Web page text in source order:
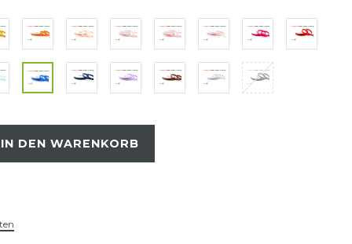
IN DEN WARENKORB